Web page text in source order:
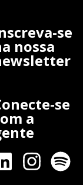
se
nossa
se
a